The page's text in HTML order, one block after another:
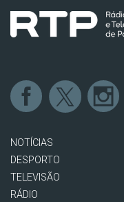
NOTÍCIAS
DESPORTO
TELEVISÃO
RÁDIO